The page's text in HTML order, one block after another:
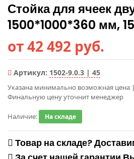
Стойка для ячеек
1500*1000*360 мм,
от 42 492 руб.
Артикул: 1502-9.0.3 | 45
Указана минимально возможная цена |
Финальную цену уточнит менеджер
Наличие: На складе
Товар на складе?